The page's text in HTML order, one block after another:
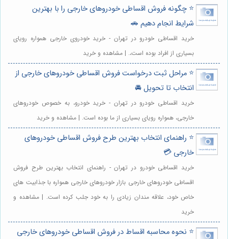
⭐️ چگونه فروش اقساطی خودروهای خارجی را با بهترین
شرایط انجام دهیم 🚗
خرید اقساطی خودرو در تهران - خرید خودروی خارجی همواره رویای
بسیاری از افراد بوده است،. | مشاهده و خرید
⭐️ مراحل ثبت درخواست فروش اقساطی خودروهای خارجی از
انتخاب تا تحویل 🚘
خرید اقساطی خودرو در تهران - خرید خودرو، به خصوص خودروهای
خارجی، همواره رویای بسیاری از ما بوده است. | مشاهده و خرید
⭐️ راهنمای انتخاب بهترین طرح فروش اقساطی خودروهای
خارجی 💳
خرید اقساطی خودرو در تهران - راهنمای انتخاب بهترین طرح فروش
اقساطی خودروهای خارجی بازار خودروهای خارجی همواره با جذابیت های
خاص خود، علاقه مندان زیادی را به خود جلب کرده است. | مشاهده و
خرید
⭐️ نحوه محاسبه اقساط در فروش اقساطی خودروهای خارجی